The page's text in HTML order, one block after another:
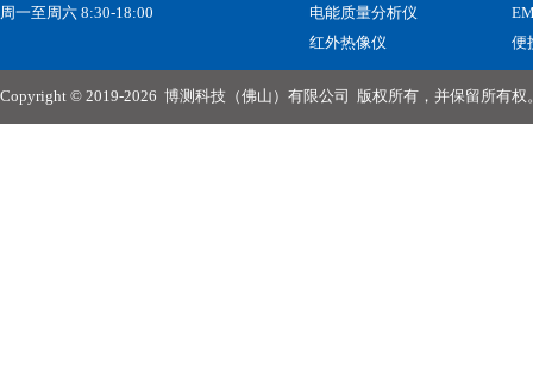
周一至周六 8:30-18:00
电能质量分析仪
红外热像仪
便
Copyright © 2019-2026 博测科技（佛山）有限公司 版权所有，并保留所有